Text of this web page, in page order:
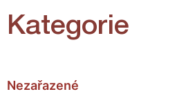
Kategorie
Nezařazené